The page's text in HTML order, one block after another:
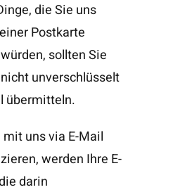
die Sie uns
Postkarte
sollten Sie
unverschlüsselt
übermitteln.
mit uns via E-Mail
werden Ihre E-
darin